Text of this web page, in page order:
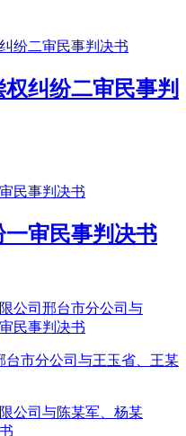
纠纷二审民事判
审民事判决书
市分公司与王玉省、王某